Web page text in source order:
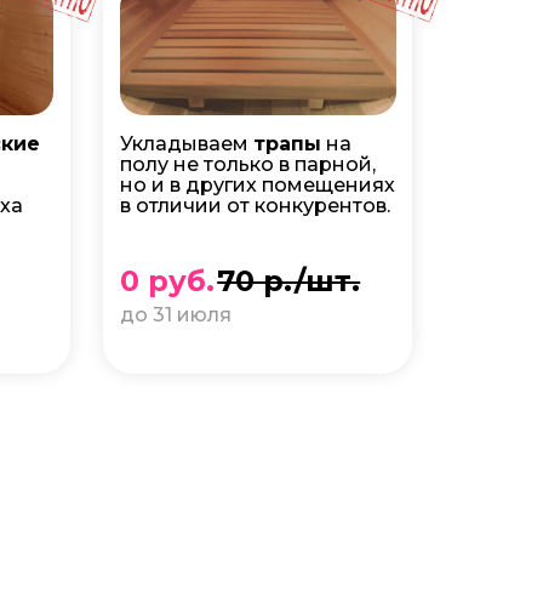
Укладываем трапы на
полу не только в парной,
но и в других помещениях
в отличии от конкурентов.
до 31 июля
0 руб.70 р./шт.